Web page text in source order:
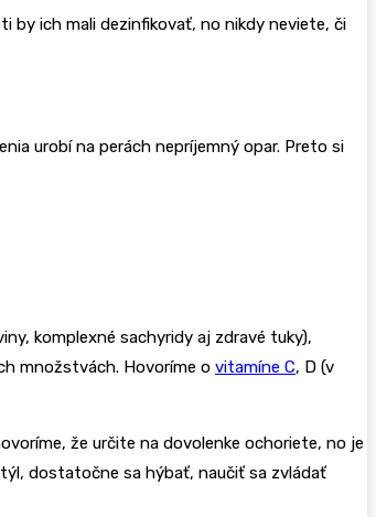
by ich mali dezinfikovať, no nikdy neviete, či
urobí na perách nepríjemný opar. Preto si
komplexné sachyridy aj zdravé tuky),
množstvách. Hovoríme o vitamíne C, D (v
že určite na dovolenke ochoriete, no je
dostatočne sa hýbať, naučiť sa zvládať